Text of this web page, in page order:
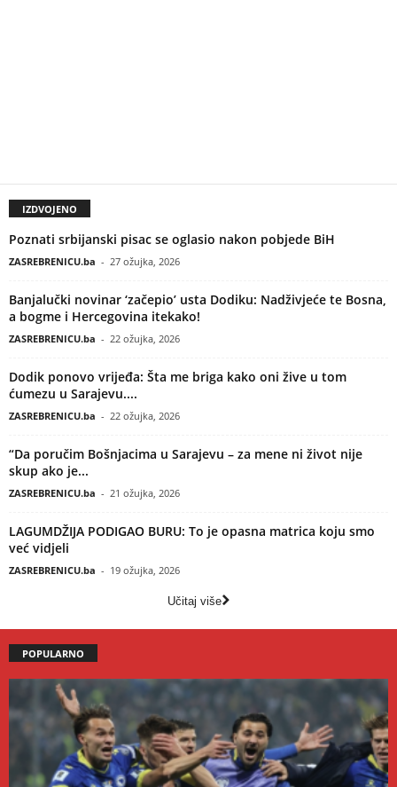
IZDVOJENO
Poznati srbijanski pisac se oglasio nakon pobjede BiH
ZASREBRENICU.ba - 27 ožujka, 2026
Banjalučki novinar ‘začepio’ usta Dodiku: Nadživjeće te Bosna,
a bogme i Hercegovina itekako!
ZASREBRENICU.ba - 22 ožujka, 2026
Dodik ponovo vrijeđa: Šta me briga kako oni žive u tom
ćumezu u Sarajevu....
ZASREBRENICU.ba - 22 ožujka, 2026
“Da poručim Bošnjacima u Sarajevu – za mene ni život nije
skup ako je...
ZASREBRENICU.ba - 21 ožujka, 2026
LAGUMDŽIJA PODIGAO BURU: To je opasna matrica koju smo
već vidjeli
ZASREBRENICU.ba - 19 ožujka, 2026
Učitaj više
POPULARNO